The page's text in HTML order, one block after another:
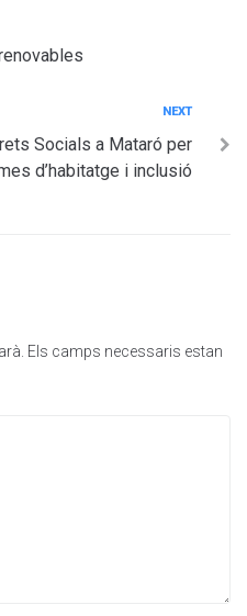
NEXT
Socials a Mataró per
d’habitatge i inclusió
Els camps necessaris estan